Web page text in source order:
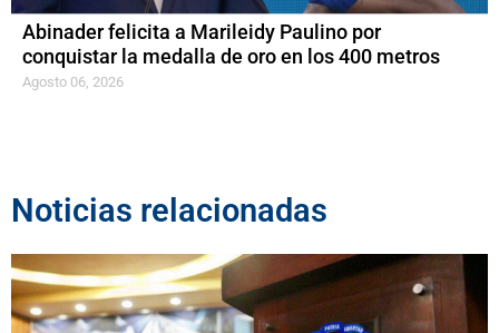
Abinader felicita a Marileidy Paulino por
conquistar la medalla de oro en los 400 metros
Agosto 06, 2026
Noticias relacionadas